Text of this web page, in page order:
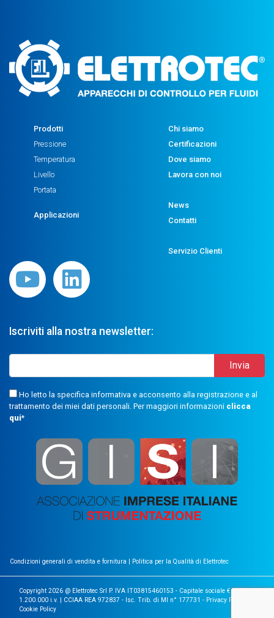
Prodotti
Pressione
Temperatura
Livello
Portata
Applicazioni
Chi siamo
Certificazioni
Dove siamo
Lavora con noi
News
Contatti
Servizio Clienti
Iscriviti alla nostra newsletter:
Ho letto la specifica informativa e acconsento alla registrazione e al
trattamento dei miei dati personali. Per maggiori informazioni clicca
qui*
Condizioni generali di vendita e fornitura | Politica per la Qualità di Elettrotec
Copyright 2026 @ Elettrotec Srl P. IVA IT03815460153 - Capitale sociale €
1.200.000 i.v. | CCIAA REA 972837 - Isc. Trib. di MI n° 177731 - Privacy Policy
Cookie Policy